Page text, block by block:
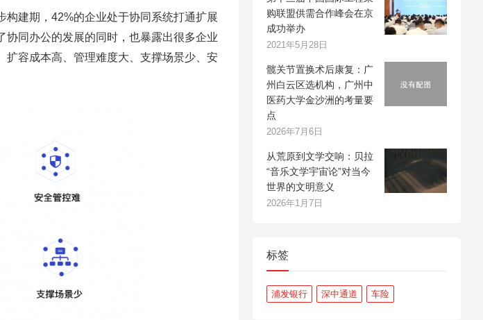
建期，42%的企业处于协同系统打通扩展
同办公的发展的同时，也暴露出很多企业
扩容成本高、管理难度大、支撑场景少、安
购联盟供需合作峰会在京
成功举办
2021年5月28日
髋关节置换术后康复：广
州白云区选机构，广州中
医药大学金沙洲的考量要
点
2026年7月6日
从荒原到文学交响：贝拉
“音乐文学宇宙论”对当今
世界的文明意义
2026年1月7日
标签
浦发银行 深中通道 车险